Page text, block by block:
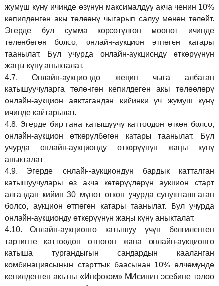
жумуш күнү ичинде өзүнүн максималдуу акча ченин 10%
кепилденген акы төлөөнү чыгарып салуу менен төлөйт.
Эгерде бул сумма көрсөтүлгөн мөөнөт ичинде
төлөнбөгөн болсо, онлайн-аукцион өтпөгөн катары
таанылат. Бул учурда онлайн-аукционду өткөрүүнүн
жаңы күнү аныкталат.
4.7.
Онлайн-аукциондо жеңип чыга албаган
катышуучуларга төлөнгөн кепилдеген акы төлөөлөрү
онлайн-аукцион аяктагандан кийинки үч жумуш күнү
ичинде кайтарылат.
4.8. Эгерде бир гана катышуучу каттоодон өткөн болсо,
онлайн-аукцион өткөрүлбөгөн катары таанылат.
Бул
учурда онлайн-аукционду өткөрүүнүн жаңы күнү
аныкталат.
4.9.
Эгерде онлайн-аукциондун бардык катталган
катышуучулары өз акча көтөрүүлөрүн аукцион старт
алгандан кийин 30 мүнөт өткөн учурда сунушташпаган
болсо, аукцион өтпөгөн катары таанылат. Бул учурда
онлайн-аукционду өткөрүүнүн жаңы күнү аныкталат.
4.10.
Онлайн-аукционго катышуу үчүн белгиленген
тартипте каттоодон өтпөгөн жана онлайн-аукционго
катыша тургандыгын сандардын кааланган
комбинациясынын старттык баасынан 10% өлчөмүндө
кепилденген акыны «Инфоком» МИсинин эсебине төлөө